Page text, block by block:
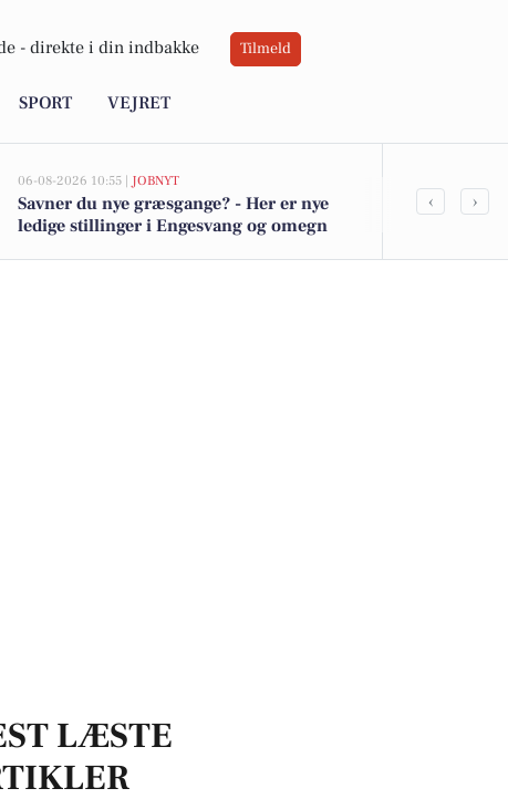
- direkte i din indbakke Tilmeld
SPORT VEJRET
06-08-2026 10:55 | JOBNYT
Savner du nye græsgange? - Her er nye
ledige stillinger i Engesvang og omegn
Top 6 over
‹ ›
LÆSTE